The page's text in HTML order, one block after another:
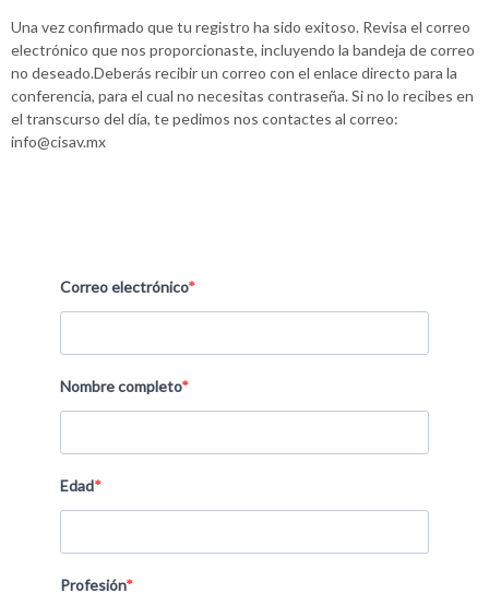
Una vez confirmado que tu registro ha sido exitoso. Revisa el correo
electrónico que nos proporcionaste, incluyendo la bandeja de correo
no deseado.Deberás recibir un correo con el enlace directo para la
conferencia, para el cual no necesitas contraseña. Si no lo recibes en
el transcurso del día, te pedimos nos contactes al correo:
info@cisav.mx